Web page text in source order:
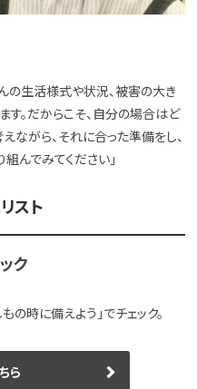
の生活様式や状況、被害の大き
す。だからこそ、自分の場合はど
ながら、それに合った準備をし、
んでみてください」
スト
ク
の時に備えよう」でチェック。
ら